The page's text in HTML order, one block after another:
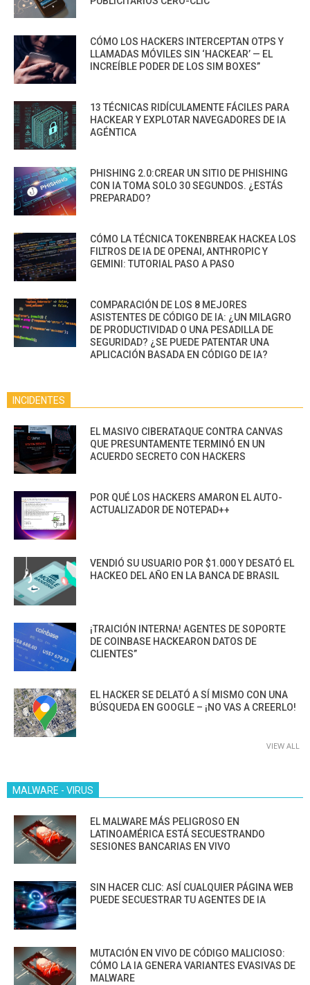
CÓMO LOS HACKERS INTERCEPTAN OTPS Y
LLAMADAS MÓVILES SIN ‘HACKEAR’ — EL
INCREÍBLE PODER DE LOS SIM BOXES”
13 TÉCNICAS RIDÍCULAMENTE FÁCILES PARA
HACKEAR Y EXPLOTAR NAVEGADORES DE IA
AGÉNTICA
PHISHING 2.0:CREAR UN SITIO DE PHISHING
CON IA TOMA SOLO 30 SEGUNDOS. ¿ESTÁS
PREPARADO?
CÓMO LA TÉCNICA TOKENBREAK HACKEA LOS
FILTROS DE IA DE OPENAI, ANTHROPIC Y
GEMINI: TUTORIAL PASO A PASO
COMPARACIÓN DE LOS 8 MEJORES
ASISTENTES DE CÓDIGO DE IA: ¿UN MILAGRO
DE PRODUCTIVIDAD O UNA PESADILLA DE
SEGURIDAD? ¿SE PUEDE PATENTAR UNA
APLICACIÓN BASADA EN CÓDIGO DE IA?
INCIDENTES
EL MASIVO CIBERATAQUE CONTRA CANVAS
QUE PRESUNTAMENTE TERMINÓ EN UN
ACUERDO SECRETO CON HACKERS
POR QUÉ LOS HACKERS AMARON EL AUTO-
ACTUALIZADOR DE NOTEPAD++
VENDIÓ SU USUARIO POR $1.000 Y DESATÓ EL
HACKEO DEL AÑO EN LA BANCA DE BRASIL
¡TRAICIÓN INTERNA! AGENTES DE SOPORTE
DE COINBASE HACKEARON DATOS DE
CLIENTES”
EL HACKER SE DELATÓ A SÍ MISMO CON UNA
BÚSQUEDA EN GOOGLE – ¡NO VAS A CREERLO!
VIEW ALL
MALWARE - VIRUS
EL MALWARE MÁS PELIGROSO EN
LATINOAMÉRICA ESTÁ SECUESTRANDO
SESIONES BANCARIAS EN VIVO
SIN HACER CLIC: ASÍ CUALQUIER PÁGINA WEB
PUEDE SECUESTRAR TU AGENTES DE IA
MUTACIÓN EN VIVO DE CÓDIGO MALICIOSO:
CÓMO LA IA GENERA VARIANTES EVASIVAS DE
MALWARE